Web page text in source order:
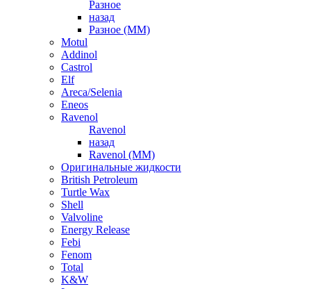
Разное
назад
Разное (ММ)
Motul
Addinol
Castrol
Elf
Areca/Selenia
Eneos
Ravenol
Ravenol
назад
Ravenol (ММ)
Оригинальные жидкости
British Petroleum
Turtle Wax
Shell
Valvoline
Energy Release
Febi
Fenom
Total
K&W